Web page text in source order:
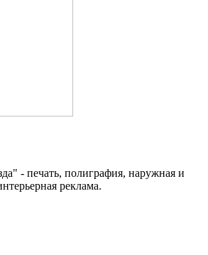
- печать, полиграфия, наружная и
реклама.